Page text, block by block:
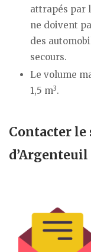
attrapés par
ne doivent
des
secours.
Le volume
1,5 m3.
Contacter le
d’Argenteuil